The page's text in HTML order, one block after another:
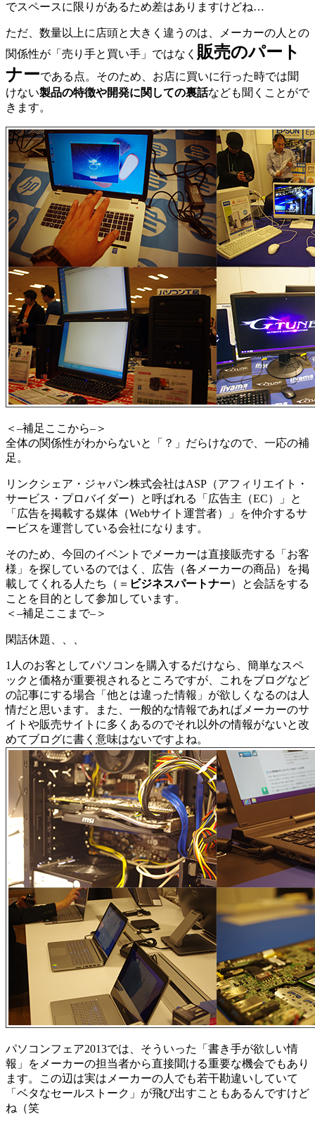
でスペースに限りがあるため差はありますけどね…
ただ、数量以上に店頭と大きく違うのは、メーカーの人との
関係性が「売り手と買い手」ではなく 販売のパート
ナーである点。そのため、お店に買いに行った時では聞
けない製品の特徴や開発に関しての裏話なども聞くことがで
きます。
＜–補足ここから–＞
全体の関係性がわからないと「？」だらけなので、一応の補
足。
リンクシェア・ジャパン株式会社はASP（アフィリエイト・
サービス・プロバイダー）と呼ばれる「広告主（EC）」と
「広告を掲載する媒体（Webサイト運営者）」を仲介するサ
ービスを運営している会社になります。
そのため、今回のイベントでメーカーは直接販売する「お客
様」を探しているのではく、広告（各メーカーの商品）を掲
載してくれる人たち（＝ ビジネスパートナー）と会話をする
ことを目的として参加しています。
＜–補足ここまで–＞
閑話休題、、、
1人のお客としてパソコンを購入するだけなら、簡単なスペ
ックと価格が重要視されるところですが、これをブログなど
の記事にする場合「他とは違った情報」が欲しくなるのは人
情だと思います。また、一般的な情報であればメーカーのサ
イトや販売サイトに多くあるのでそれ以外の情報がないと改
めてブログに書く意味はないですよね。
パソコンフェア2013では、そういった「書き手が欲しい情
報」をメーカーの担当者から直接聞ける重要な機会でもあり
ます。この辺は実はメーカーの人でも若干勘違いしていて
「ベタなセールストーク」が飛び出すこともあるんですけど
ね（笑